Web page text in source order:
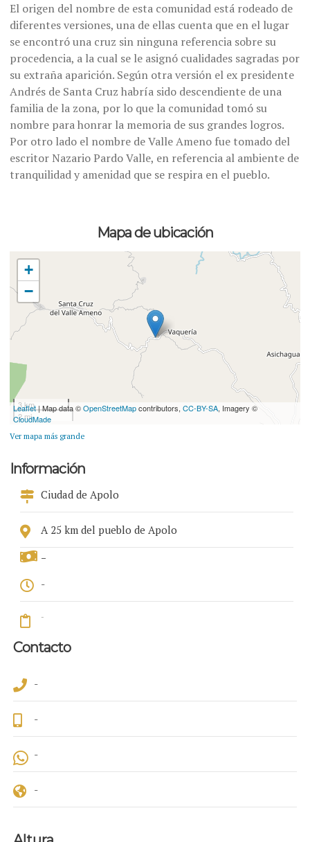
El origen del nombre de esta comunidad está rodeado de
diferentes versiones, una de ellas cuenta que en el lugar
se encontró una cruz sin ninguna referencia sobre su
procedencia, a la cual se le asignó cualidades sagradas por
su extraña aparición. Según otra versión el ex presidente
Andrés de Santa Cruz habría sido descendiente de una
familia de la zona, por lo que la comunidad tomó su
nombre para honrar la memoria de sus grandes logros.
Por otro lado el nombre de Valle Ameno fue tomado del
escritor Nazario Pardo Valle, en referencia al ambiente de
tranquilidad y amenidad que se respira en el pueblo.
Mapa de ubicación
+
−
3 km
2 mi
Leaflet| Map data ©OpenStreetMapcontributors,CC-BY-SA, Imagery ©
CloudMade
Ver mapa más grande
Información
Ciudad de Apolo
A 25 km del pueblo de Apolo
-
-
-
Contacto
-
-
-
-